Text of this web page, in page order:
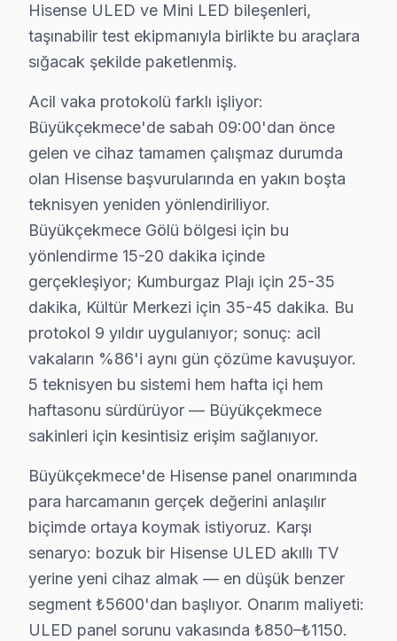
Büyükçekmece × Hisense: Yerel İçerik ve
Büyükçekmece'deki müşteri güvenini soyut vaatler
Büyükçekmece'de 9 yıllık güven ilişkisi, bu tür
Hisense ULED panel teknolojisinin Büyükçekmece
Güç yönetimi devresi ikinci kritik noktayı
Hisense Mini LED panel mimarisinde ise piksel
9 yıllık Büyükçekmece servis kronolojisi, Hisense
Orta dönemde (2021-2026) bu marka ULED LED
Son dönemde (2027-bugün) Hisense Mini LED ve
Büyükçekmece'de Hisense servisimizle tanışmadan
"Sonra" tablosu şu: Aynı müşteri bizimle iletişime
Kumburgaz Plajı mahallesindeki başka bir müşteri
Büyükçekmece bazlı Hisense servis kayıtları, son
Coğrafi kırılıma geçildiğinde Büyükçekmece Gölü
Büyükçekmece'de Hisense servis rotasyonunun
karma yapılaşmalı konut dokusunun hakim olduğu
Acil vaka protokolü farklı işliyor: Büyükçekmece'de
Büyükçekmece'de Hisense panel onarımında para
Ama değer hesabı yalnızca ilk satın alma fiyatıyla
orta gelirli profilli Büyükçekmece'de müşterilerimiz
Hisense ULED ve Mini LED bileşenleri,
taşınabilir test ekipmanıyla birlikte bu araçlara
sığacak şekilde paketlenmiş.
Acil vaka protokolü farklı işliyor:
Büyükçekmece'de sabah 09:00'dan önce
gelen ve cihaz tamamen çalışmaz durumda
olan Hisense başvurularında en yakın boşta
teknisyen yeniden yönlendiriliyor.
Büyükçekmece Gölü bölgesi için bu
yönlendirme 15-20 dakika içinde
gerçekleşiyor; Kumburgaz Plajı için 25-35
dakika, Kültür Merkezi için 35-45 dakika. Bu
protokol 9 yıldır uygulanıyor; sonuç: acil
vakaların %86'i aynı gün çözüme kavuşuyor.
5 teknisyen bu sistemi hem hafta içi hem
haftasonu sürdürüyor — Büyükçekmece
sakinleri için kesintisiz erişim sağlanıyor.
Büyükçekmece'de Hisense panel onarımında
para harcamanın gerçek değerini anlaşılır
biçimde ortaya koymak istiyoruz. Karşı
senaryo: bozuk bir Hisense ULED akıllı TV
yerine yeni cihaz almak — en düşük benzer
segment ₺5600'dan başlıyor. Onarım maliyeti:
ULED panel sorunu vakasında ₺850–₺1150.